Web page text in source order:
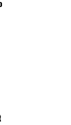
serie
fi urmărit
și alegerea
universal.
și energice,
ideală. Dacă
notele
perfecte